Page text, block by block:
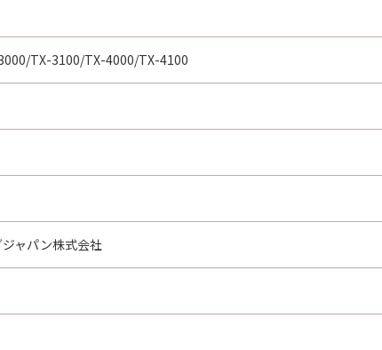
TX-3100/TX-4000/TX-4100
ャパン株式会社